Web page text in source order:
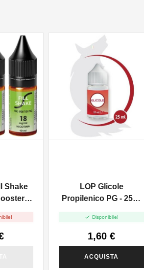
Shake
LOP Glicole
Propilenico PG - 25ml
 Disponibile!
1,60 €
ACQUISTA